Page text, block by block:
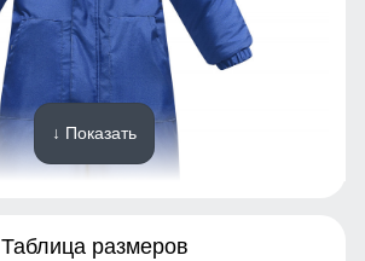
↓ Показать
Таблица размеров